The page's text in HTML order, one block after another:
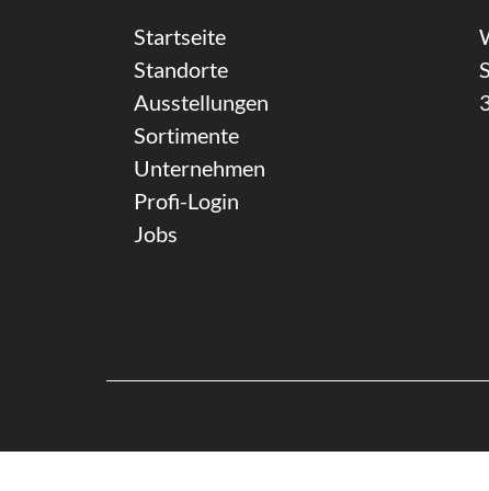
Startseite
Standorte
Ausstellungen
Sortimente
Unternehmen
Profi-Login
Jobs